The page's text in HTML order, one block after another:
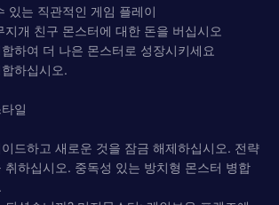
있는 직관적인 게임 플레이
지개 친구 몬스터에 대한 돈을 버십시오
하여 더 나은 몬스터로 성장시키세요
하십시오.
일
드하고 새로운 것을 잠금 해제하십시오. 전략
취하십시오. 중독성 있는 방치형 몬스터 병합